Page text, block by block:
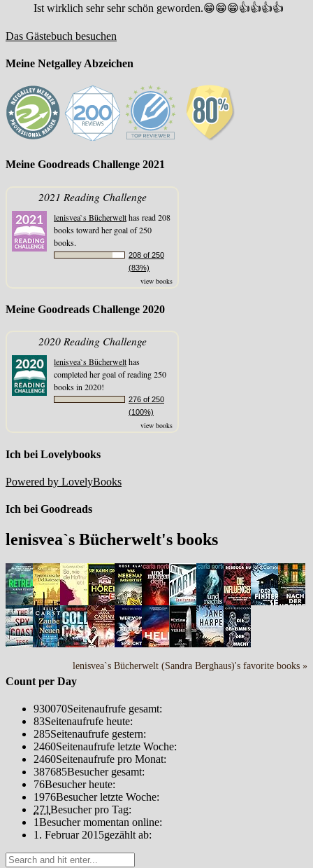
Ist wirklich sehr sehr schön geworden.😁😁😁👍👍👍👍
Das Gästebuch besuchen
Meine Netgalley Abzeichen
Meine Goodreads Challenge 2021
2021 Reading Challenge
lenisvea`s Bücherwelthas read 208
books toward her goal of 250
books.
208 of 250
(83%)
view books
Meine Goodreads Challenge 2020
2020 Reading Challenge
lenisvea`s Bücherwelthas
completed her goal of reading 250
books in 2020!
276 of 250
(100%)
view books
Ich bei Lovelybooks
Powered by LovelyBooks
Ich bei Goodreads
lenisvea`s Bücherwelt's books
lenisvea`s Bücherwelt (Sandra Berghaus)'s favorite books »
Count per Day
930070Seitenaufrufe gesamt:
83Seitenaufrufe heute:
285Seitenaufrufe gestern:
2460Seitenaufrufe letzte Woche:
2460Seitenaufrufe pro Monat:
387685Besucher gesamt:
76Besucher heute:
1976Besucher letzte Woche:
271Besucher pro Tag:
1Besucher momentan online:
1. Februar 2015gezählt ab: